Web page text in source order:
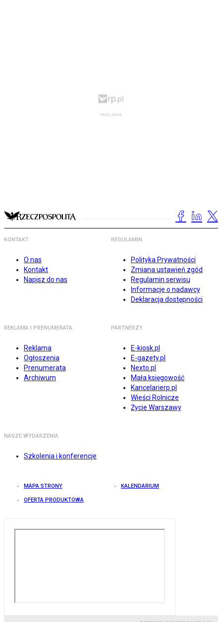
KONTAKT
O nas
Kontakt
Napisz do nas
REGULAMIN
Polityka Prywatności
Zmiana ustawień zgód
Regulamin serwisu
Informacje o nadawcy
Deklaracja dostępności
REKLAMA I PRENUMERATA
Reklama
Ogłoszenia
Prenumerata
Archiwum
PARTNERZY
E-kiosk.pl
E-gazety.pl
Nexto.pl
Mała księgowość
Kancelarierp.pl
Wieści Rolnicze
Życie Warszawy
NASZE WYDARZENIA
Szkolenia i konferencje
MAPA STRONY KALENDARIUM
OFERTA PRODUKTOWA